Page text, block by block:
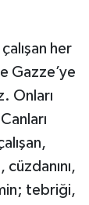
her
Gazze’ye
Onları
tebriği,